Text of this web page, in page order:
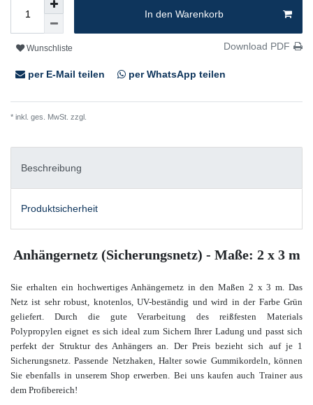
In den Warenkorb
Wunschliste Download PDF
per E-Mail teilen per WhatsApp teilen
* inkl. ges. MwSt. zzgl.
Beschreibung
Produktsicherheit
Anhängernetz (Sicherungsnetz) - Maße: 2 x 3 m
Sie erhalten ein hochwertiges Anhängernetz in den Maßen 2 x 3 m. Das
Netz ist sehr robust, knotenlos, UV-beständig und wird in der Farbe Grün
geliefert. Durch die gute Verarbeitung des reißfesten Materials
Polypropylen eignet es sich ideal zum Sichern Ihrer Ladung und passt sich
perfekt der Struktur des Anhängers an. Der Preis bezieht sich auf je 1
Sicherungsnetz.Passende Netzhaken, Halter sowie Gummikordeln, können
Sie ebenfalls in unserem Shop erwerben. Bei uns kaufen auch Trainer aus
dem Profibereich!